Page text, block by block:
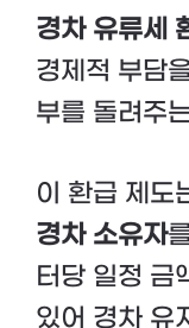
경차 유류세
경제적 부담
부를 돌려주
이 환급 제도
경차 소유자
터당 일정 금
있어 경차 유